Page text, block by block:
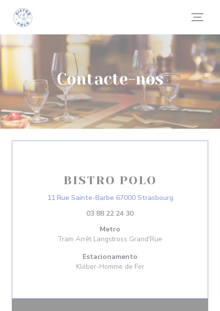
Painel de Gerenciamento de Cookies
Contacte-nos
BISTRO POLO
11 Rue Sainte-Barbe 67000 Strasbourg((abre numa
03 88 22 24 30
Metro
Tram Arrêt Langstross Grand'Rue
Estacionamento
Kléber-Homme de Fer